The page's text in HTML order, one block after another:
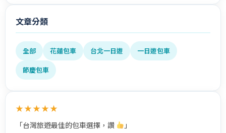
文章分類
全部 花蓮包車 台北一日遊
一日遊包車
節慶包車
★★★★★
「台灣旅遊最佳的包車選擇，讚 」